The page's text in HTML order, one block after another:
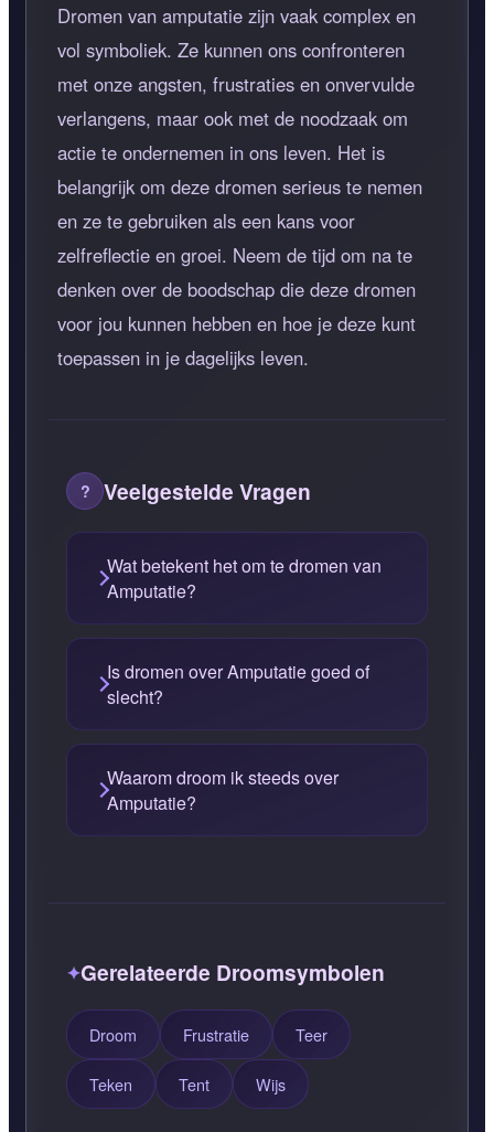
Dromen van amputatie zijn vaak complex en
vol symboliek. Ze kunnen ons confronteren
met onze angsten, frustraties en onvervulde
verlangens, maar ook met de noodzaak om
actie te ondernemen in ons leven. Het is
belangrijk om deze dromen serieus te nemen
en ze te gebruiken als een kans voor
zelfreflectie en groei. Neem de tijd om na te
denken over de boodschap die deze dromen
voor jou kunnen hebben en hoe je deze kunt
toepassen in je dagelijks leven.
Veelgestelde Vragen
Wat betekent het om te dromen van
Amputatie?
Is dromen over Amputatie goed of
slecht?
Waarom droom ik steeds over
Amputatie?
Gerelateerde Droomsymbolen
Droom Frustratie Teer
Teken Tent Wijs